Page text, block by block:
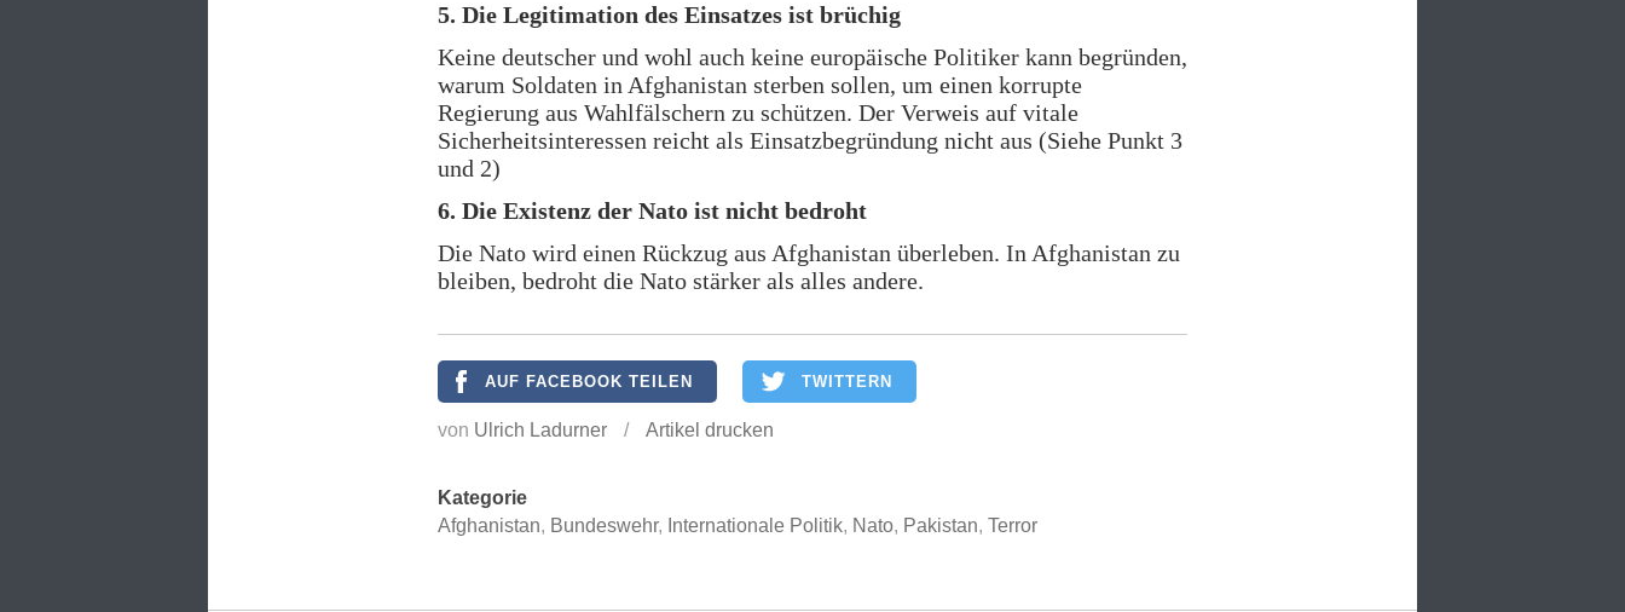
5. Die Legitimation des Einsatzes ist brüchig
Keine deutscher und wohl auch keine europäische Politiker kann begründen,
warum Soldaten in Afghanistan sterben sollen, um einen korrupte
Regierung aus Wahlfälschern zu schützen. Der Verweis auf vitale
Sicherheitsinteressen reicht als Einsatzbegründung nicht aus (Siehe Punkt 3
und 2)
6. Die Existenz der Nato ist nicht bedroht
Die Nato wird einen Rückzug aus Afghanistan überleben. In Afghanistan zu
bleiben, bedroht die Nato stärker als alles andere.
AUF FACEBOOK TEILEN TWITTERN
von Ulrich Ladurner / Artikel drucken
Kategorie
Afghanistan, Bundeswehr, Internationale Politik, Nato, Pakistan, Terror